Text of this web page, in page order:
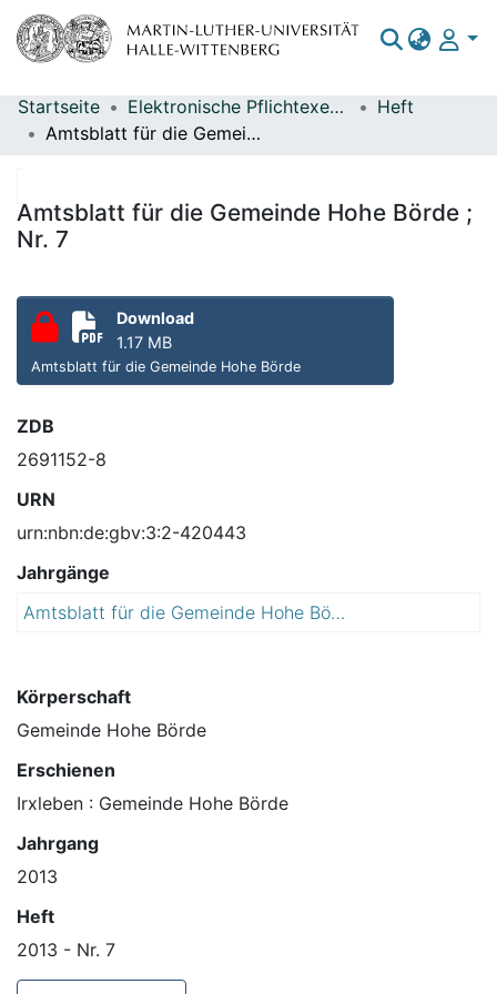
Bereiche & Sammlungen
Statistiken
Startseite Elektronische Pflichtexemplare
Heft
Amtsblatt für die Gemeinde Hohe Börde ; Nr. 7
Amtsblatt für die Gemeinde Hohe Börde ;
Nr. 7
Download
1.17 MB
Amtsblatt für die Gemeinde Hohe Börde
ZDB
2691152-8
URN
urn:nbn:de:gbv:3:2-420443
Jahrgänge
Amtsblatt für die Gemeinde Hohe Börde
Körperschaft
Gemeinde Hohe Börde
Erschienen
Irxleben : Gemeinde Hohe Börde
Jahrgang
2013
Heft
2013 - Nr. 7